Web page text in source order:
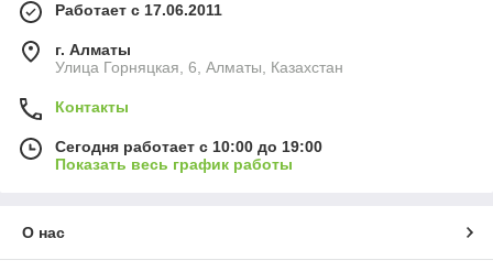
Работает с 17.06.2011
г. Алматы
​Улица Горняцкая, 6, Алматы, Казахстан
Контакты
Сегодня работает с 10:00 до 19:00
Показать весь график работы
О нас